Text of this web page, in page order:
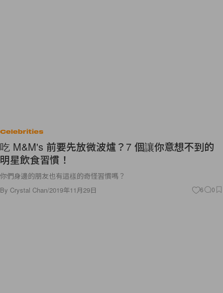
Celebrities
吃 M&M's 前要先放微波爐？7 個讓你意想不到的
明星飲食習慣！
你們身邊的朋友也有這樣的奇怪習慣嗎？
By Crystal Chan/2019年11月29日 6 0